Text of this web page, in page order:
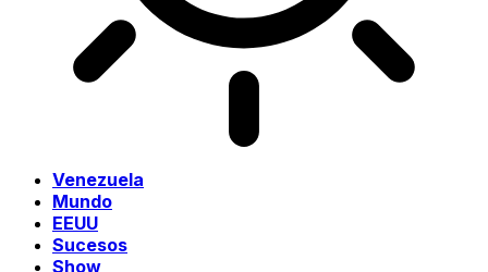
Venezuela
Mundo
EEUU
Sucesos
Show